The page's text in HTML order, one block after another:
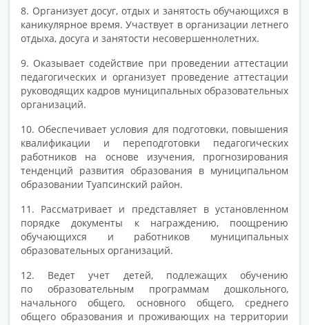
8. Организует досуг, отдых и занятость обучающихся в
каникулярное время. Участвует в организации летнего
отдыха, досуга и занятости несовершеннолетних.
9. Оказывает содействие при проведении аттестации
педагогических и организует проведение аттестации
руководящих кадров муниципальных образовательных
организаций.
10. Обеспечивает условия для подготовки, повышения
квалификации и переподготовки педагогических
работников на основе изучения, прогнозирования
тенденций развития образования в муниципальном
образовании Туапсинский район.
11. Рассматривает и представляет в установленном
порядке документы к награждению, поощрению
обучающихся и работников муниципальных
образовательных организаций.
12. Ведет учет детей, подлежащих обучению
по образовательным программам дошкольного,
начального общего, основного общего, среднего
общего образования и проживающих на территории